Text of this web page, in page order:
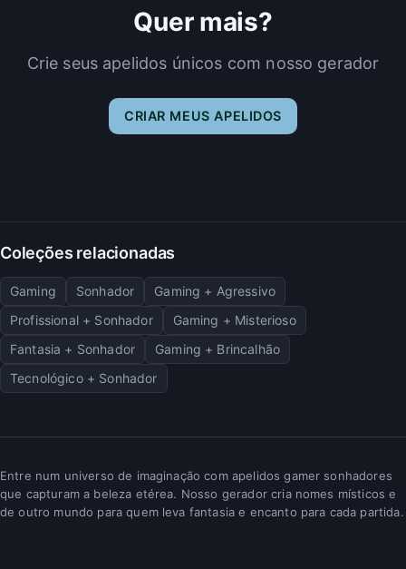
Quer mais?
Crie seus apelidos únicos com nosso gerador
CRIAR MEUS APELIDOS
Coleções relacionadas
Gaming Sonhador
Gaming + Agressivo
Profissional + Sonhador
Gaming + Misterioso
Fantasia + Sonhador
Gaming + Brincalhão
Tecnológico + Sonhador
Entre num universo de imaginação com apelidos gamer sonhadores
que capturam a beleza etérea. Nosso gerador cria nomes místicos e
de outro mundo para quem leva fantasia e encanto para cada partida.